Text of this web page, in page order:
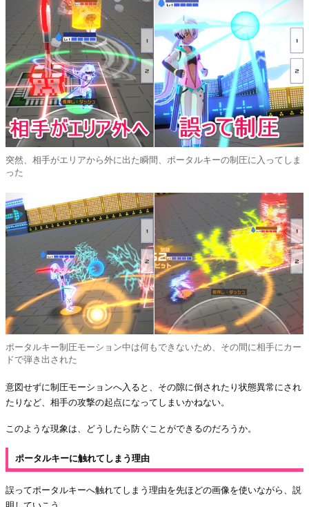
突然、相手がエリアから外に出た瞬間、ポータルキーの制圧に入ってしま
った
ポータルキー制圧モーション中は何もできないため、その間に相手にカー
ドで弾き出された
意図せずに制圧モーションへ入ると、その隙に倒されたり状態異常にされ
たりなど、相手の攻撃の起点になってしまいかねない。
このような現象は、どうしたら防ぐことができるのだろうか。
ポータルキーに触れてしまう理由
誤ってポータルキーへ触れてしまう理由を先ほどの画像を使いながら、説